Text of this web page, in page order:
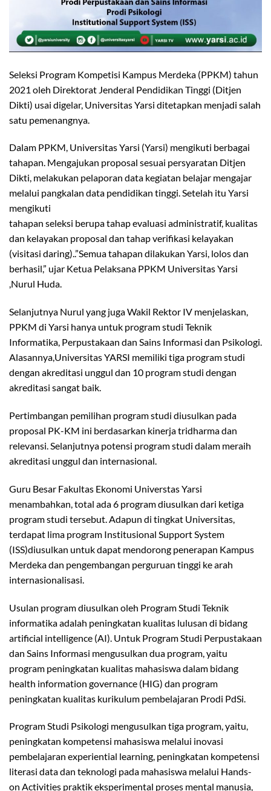
Seleksi Program Kompetisi Kampus Merdeka (PPKM) tahun
2021 oleh Direktorat Jenderal Pendidikan Tinggi (Ditjen
Dikti) usai digelar, Universitas Yarsi ditetapkan menjadi salah
satu pemenangnya.
Dalam PPKM, Universitas Yarsi (Yarsi) mengikuti berbagai
tahapan. Mengajukan proposal sesuai persyaratan Ditjen
Dikti, melakukan pelaporan data kegiatan belajar mengajar
melalui pangkalan data pendidikan tinggi. Setelah itu Yarsi
mengikuti
tahapan seleksi berupa tahap evaluasi administratif, kualitas
dan kelayakan proposal dan tahap verifikasi kelayakan
(visitasi daring)..”Semua tahapan dilakukan Yarsi, lolos dan
berhasil,” ujar Ketua Pelaksana PPKM Universitas Yarsi
,Nurul Huda.
Selanjutnya Nurul yang juga Wakil Rektor IV menjelaskan,
PPKM di Yarsi hanya untuk program studi Teknik
Informatika, Perpustakaan dan Sains Informasi dan Psikologi.
Alasannya,Universitas YARSI memiliki tiga program studi
dengan akreditasi unggul dan 10 program studi dengan
akreditasi sangat baik.
Pertimbangan pemilihan program studi diusulkan pada
proposal PK-KM ini berdasarkan kinerja tridharma dan
relevansi. Selanjutnya potensi program studi dalam meraih
akreditasi unggul dan internasional.
Guru Besar Fakultas Ekonomi Universtas Yarsi
menambahkan, total ada 6 program diusulkan dari ketiga
program studi tersebut. Adapun di tingkat Universitas,
terdapat lima program Institusional Support System
(ISS)diusulkan untuk dapat mendorong penerapan Kampus
Merdeka dan pengembangan perguruan tinggi ke arah
internasionalisasi.
Usulan program diusulkan oleh Program Studi Teknik
informatika adalah peningkatan kualitas lulusan di bidang
artificial intelligence (AI). Untuk Program Studi Perpustakaan
dan Sains Informasi mengusulkan dua program, yaitu
program peningkatan kualitas mahasiswa dalam bidang
health information governance (HIG) dan program
peningkatan kualitas kurikulum pembelajaran Prodi PdSi.
Program Studi Psikologi mengusulkan tiga program, yaitu,
peningkatan kompetensi mahasiswa melalui inovasi
pembelajaran experiential learning, peningkatan kompetensi
literasi data dan teknologi pada mahasiswa melalui Hands-
on Activities praktik eksperimental proses mental manusia,